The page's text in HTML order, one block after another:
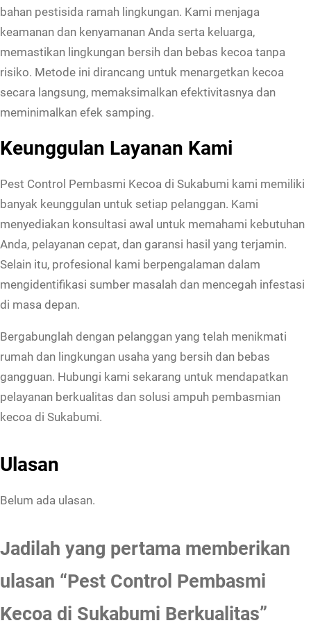
K
e
c
o
a
d
S
k
a
b
u
m
i
B
e
a
t
bahan pestisida ramah lingkungan. Kami menjaga
keamanan dan kenyamanan Anda serta keluarga,
memastikan lingkungan bersih dan bebas kecoa tanpa
risiko. Metode ini dirancang untuk menargetkan kecoa
secara langsung, memaksimalkan efektivitasnya dan
meminimalkan efek samping.
Keunggulan Layanan Kami
Pest Control Pembasmi Kecoa di Sukabumi kami memiliki
banyak keunggulan untuk setiap pelanggan. Kami
menyediakan konsultasi awal untuk memahami kebutuhan
Anda, pelayanan cepat, dan garansi hasil yang terjamin.
Selain itu, profesional kami berpengalaman dalam
mengidentifikasi sumber masalah dan mencegah infestasi
di masa depan.
Bergabunglah dengan pelanggan yang telah menikmati
rumah dan lingkungan usaha yang bersih dan bebas
gangguan. Hubungi kami sekarang untuk mendapatkan
pelayanan berkualitas dan solusi ampuh pembasmian
kecoa di Sukabumi.
Ulasan
Belum ada ulasan.
Jadilah yang pertama memberikan
ulasan “Pest Control Pembasmi
Kecoa di Sukabumi Berkualitas”